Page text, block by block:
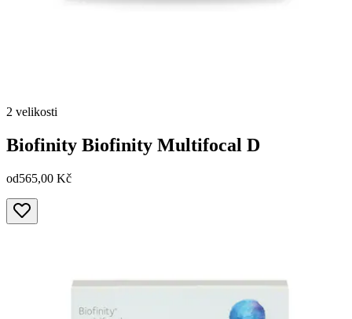
2 velikosti
Biofinity Biofinity Multifocal D
od565,00 Kč